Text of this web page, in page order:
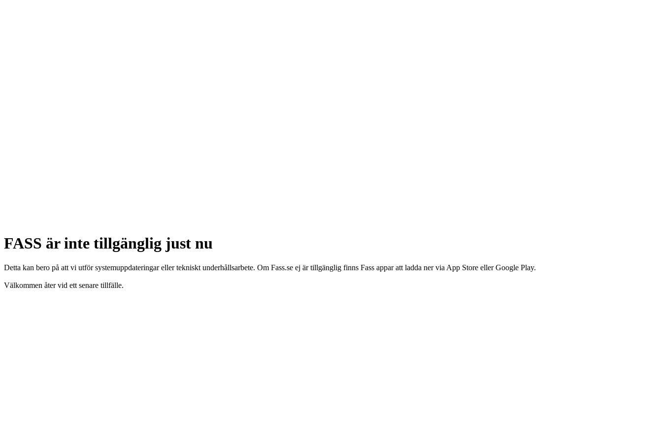
FASS är inte tillgänglig just nu
Detta kan bero på att vi utför systemuppdateringar eller tekniskt underhållsarbete. Om Fass.se ej är tillgänglig finns Fass appar att ladda ner via App Store eller Google Play.
Välkommen åter vid ett senare tillfälle.